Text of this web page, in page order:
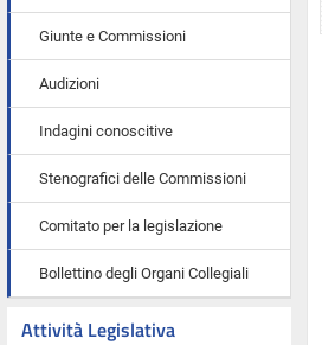
Giunte e Commissioni
Audizioni
Indagini conoscitive
Stenografici delle Commissioni
Comitato per la legislazione
Bollettino degli Organi Collegiali
Attività Legislativa